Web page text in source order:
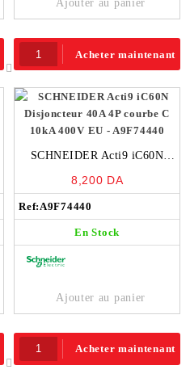
Ajouter au panier
Acheter maintenant
SCHNEIDER Acti9 iC60N
10kA 400V EU – A9F74440
8,200 DA
Ref: A9F74440
En Stock
Ajouter au panier
Acheter maintenant